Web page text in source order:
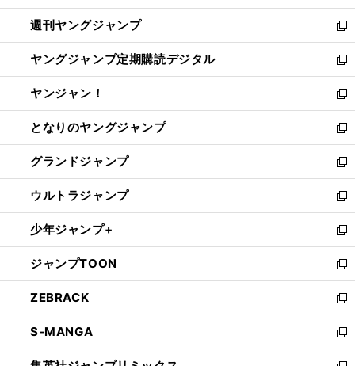
開
く
ウ
で
開
く
ン
ド
ウ
で
開
く
ウ
ィ
ン
ド
ウ
で
開
く
週刊ヤングジャンプ
新
し
い
ウ
ィ
ン
ド
ウ
で
開
く
ヤングジャンプ定期購読デジタル
新
し
い
ウ
ィ
ン
ド
ウ
で
開
く
ヤンジャン！
新
し
い
ウ
ィ
ン
ド
ウ
で
開
く
となりのヤングジャンプ
新
し
い
ウ
ィ
ン
ド
ウ
で
開
く
グランドジャンプ
新
し
い
ウ
ィ
ン
ド
ウ
で
開
く
ウルトラジャンプ
新
し
い
ウ
ィ
ン
ド
ウ
で
開
少年ジャンプ+
新
し
い
ウ
ィ
ン
ド
ウ
ジャンプTOON
新
し
い
ウ
ィ
ン
ZEBRACK
新
し
い
ウ
S-MANGA
新
し